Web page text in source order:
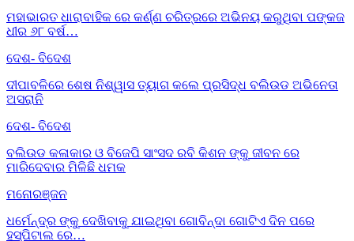
ମହାଭାରତ ଧାରାବାହିକ ରେ କର୍ଣ୍ଣ ଚରିତ୍ରରେ ଅଭିନୟ କରୁଥିବା ପଙ୍କଜ
ଧୀର ୬୮ ବର୍ଷ…
ଦେଶ- ବିଦେଶ
ଦୀପାବଳିରେ ଶେଷ ନିଶ୍ୱାସ ତ୍ୟାଗ କଲେ ପ୍ରସିଦ୍ଧ ବଲିଉଡ ଅଭିନେତା
ଅସରାନି
ଦେଶ- ବିଦେଶ
ବଲିଉଡ କଳାକାର ଓ ବିଜେପି ସାଂସଦ ରବି କିଶନ ଙ୍କୁ ଜୀବନ ରେ
ମାରିଦେବାର ମିଳିଛି ଧମକ
ମନୋରଞ୍ଜନ
ଧର୍ମେନ୍ଦ୍ର ଙ୍କୁ ଦେଖିବାକୁ ଯାଇଥିବା ଗୋବିନ୍ଦା ଗୋଟିଏ ଦିନ ପରେ
ହସ୍ପିଟାଲ ରେ…